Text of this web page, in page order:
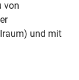
von
und mit